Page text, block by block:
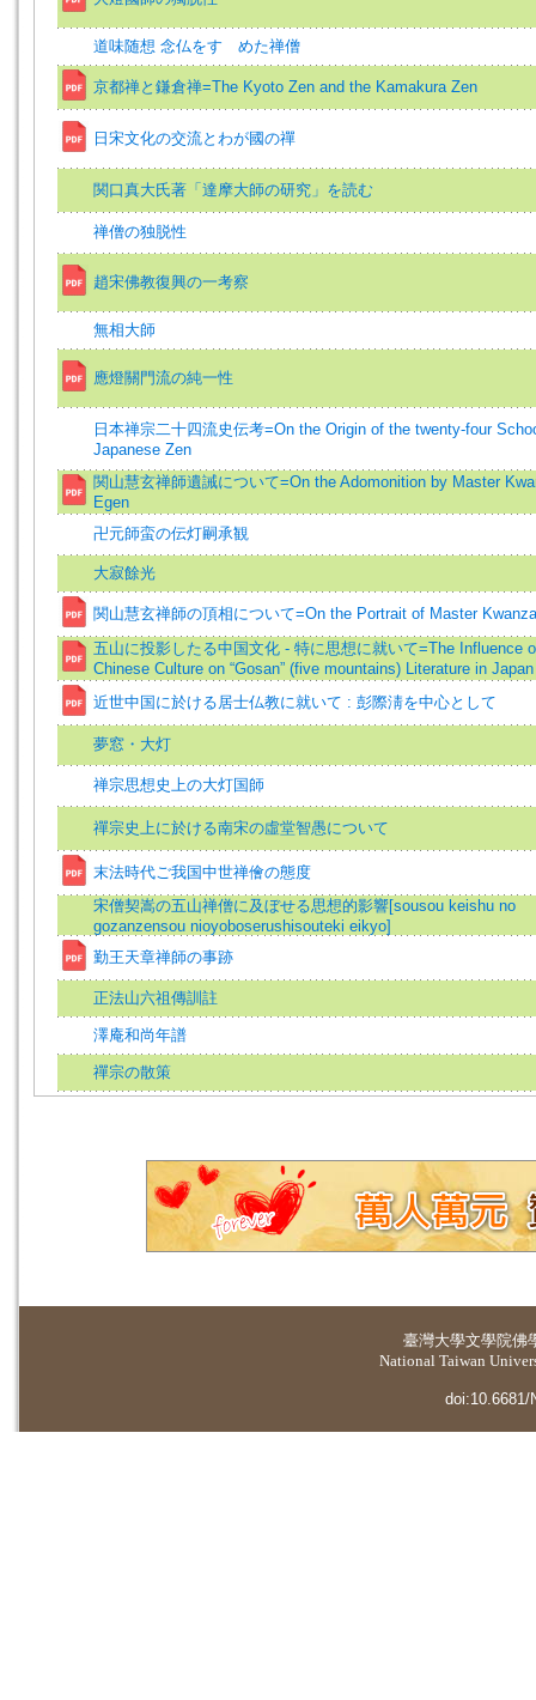
道味随想 念仏をすゝめた禅僧
京都禅と鎌倉禅=The Kyoto Zen and the Kamakura Zen
日宋文化の交流とわが國の禪
関口真大氏著「達摩大師の研究」を読む
禅僧の独脱性
趙宋佛教復興の一考察
無相大師
應燈關門流の純一性
日本禅宗二十四流史伝考=On the Origin of the twenty-four
Japanese Zen
関山慧玄禅師遺誡について=On the Adomonition by Master
Egen
卍元師蛮の伝灯嗣承観
大寂餘光
関山慧玄禅師の頂相について=On the Portrait of Master
五山に投影したる中国文化 - 特に思想に就いて=The Influence
Chinese Culture on “Gosan” (five mountains) Literature in Japan
近世中国に於ける居士仏教に就いて : 彭際淸を中心として
夢窓・大灯
禅宗思想史上の大灯国師
禪宗史上に於ける南宋の虛堂智愚について
末法時代ご我国中世禅儈の態度
宋僧契嵩の五山禅僧に及ぼせる思想的影響[sousou keishu no
gozanzensou nioyoboserushisouteki eikyo]
勤王天章禅師の事跡
正法山六祖傳訓註
澤庵和尚年譜
禪宗の散策
臺灣大學文學院佛
National Taiwan
doi:10.6681/